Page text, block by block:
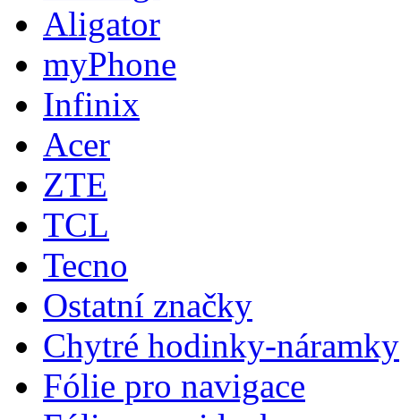
Aligator
myPhone
Infinix
Acer
ZTE
TCL
Tecno
Ostatní značky
Chytré hodinky-náramky
Fólie pro navigace